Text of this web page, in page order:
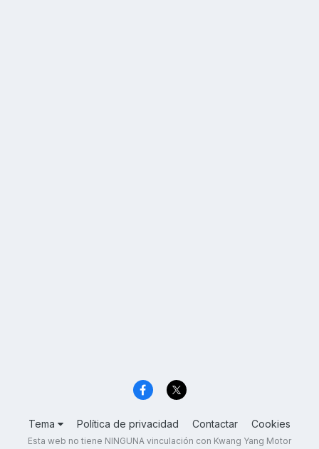
Tema Política de privacidad Contactar Cookies
Esta web no tiene NINGUNA vinculación con Kwang Yang Motor